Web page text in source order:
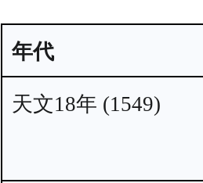
年代
天文18年 (1549)